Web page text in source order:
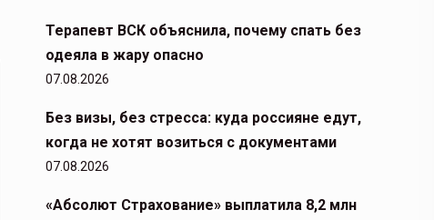
Терапевт ВСК объяснила, почему спать без
одеяла в жару опасно
07.08.2026
Без визы, без стресса: куда россияне едут,
когда не хотят возиться с документами
07.08.2026
«Абсолют Страхование» выплатила 8,2 млн